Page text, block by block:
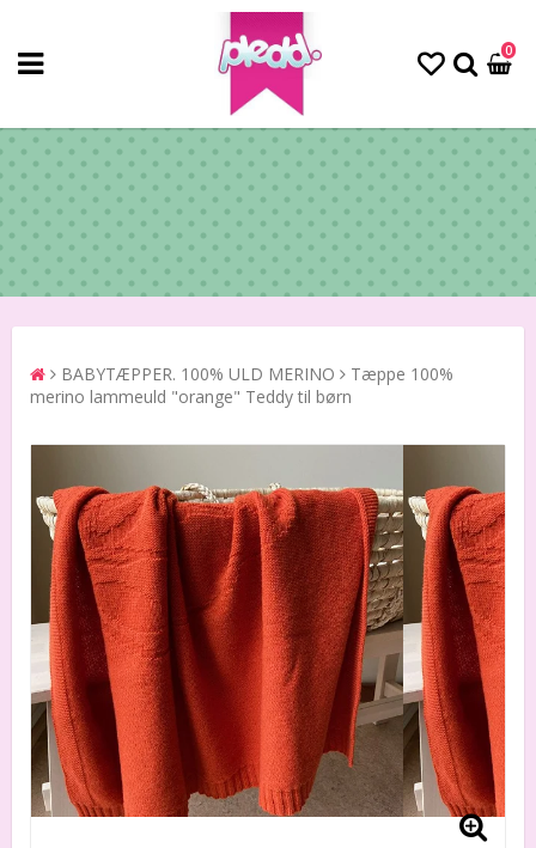
0
BABYTÆPPER. 100% ULD MERINO
Tæppe 100%
merino lammeuld "orange" Teddy til børn